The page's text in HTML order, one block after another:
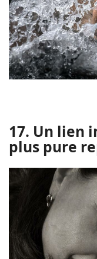
17. Un lien
plus pure